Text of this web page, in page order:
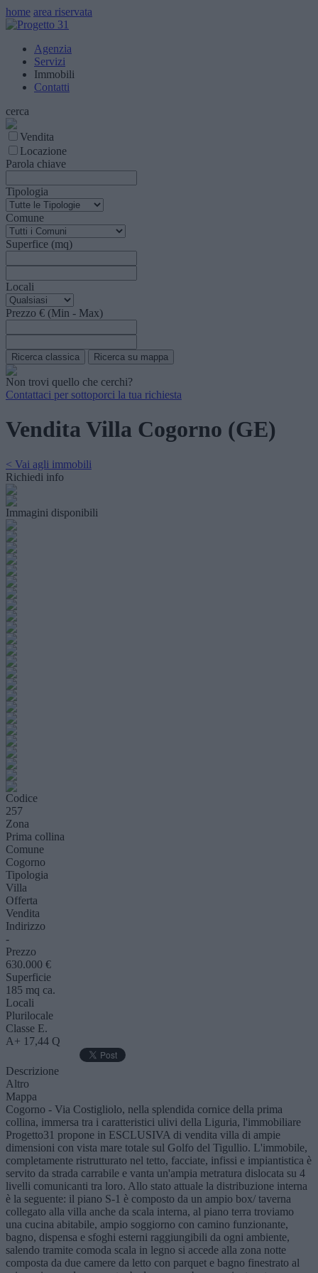
home area riservata
Agenzia
Servizi
Immobili
Contatti
cerca
Vendita
Locazione
Parola chiave
Tipologia
Comune
Superfice (mq)
Locali
Prezzo € (Min - Max)
Non trovi quello che cerchi?
Contattaci per sottoporci la tua richiesta
Vendita Villa Cogorno (GE)
< Vai agli immobili
Richiedi info
Immagini disponibili
Codice
257
Zona
Prima collina
Comune
Cogorno
Tipologia
Villa
Offerta
Vendita
Indirizzo
-
Prezzo
630.000 €
Superficie
185 mq ca.
Locali
Plurilocale
Classe E.
A+ 17,44 Q
Descrizione
Altro
Mappa
Cogorno - Via Costigliolo, nella splendida cornice della prima
collina, immersa tra i caratteristici ulivi della Liguria, l'immobiliare
Progetto31 propone in ESCLUSIVA di vendita villa di ampie
dimensioni con vista mare totale sul Golfo del Tigullio. L'immobile,
completamente ristrutturato nel tetto, facciate, infissi e impiantistica è
servito da strada carrabile e vanta un'ampia metratura dislocata su 4
livelli comunicanti tra loro. Allo stato attuale la distribuzione interna
è la seguente: il piano S-1 è composto da un ampio box/ taverna
collegato alla villa anche da scala interna, al piano terra troviamo
una cucina abitabile, ampio soggiorno con camino funzionante,
bagno, dispensa e sfoghi esterni raggiungibili da ogni ambiente,
salendo tramite comoda scala in legno si accede alla zona notte
composta da due camere da letto con parquet e bagno finestrato al